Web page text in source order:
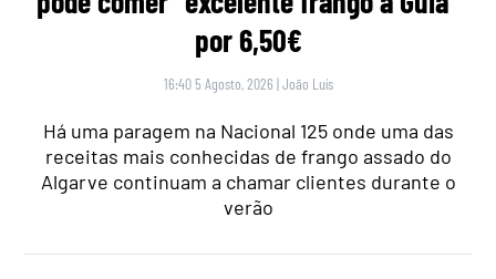
por 6,50€
16:40 5 Agosto, 2026 |João Luís
Há uma paragem na Nacional 125 onde uma das
receitas mais conhecidas de frango assado do
Algarve continuam a chamar clientes durante o
verão